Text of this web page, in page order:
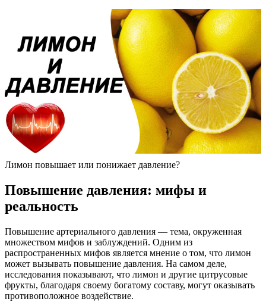
Лимон повышает или понижает давление?
Повышение давления: мифы и
реальность
Повышение артериального давления — тема, окруженная
множеством мифов и заблуждений. Одним из
распространенных мифов является мнение о том, что лимон
может вызывать повышение давления. На самом деле,
исследования показывают, что лимон и другие цитрусовые
фрукты, благодаря своему богатому составу, могут оказывать
противоположное воздействие.